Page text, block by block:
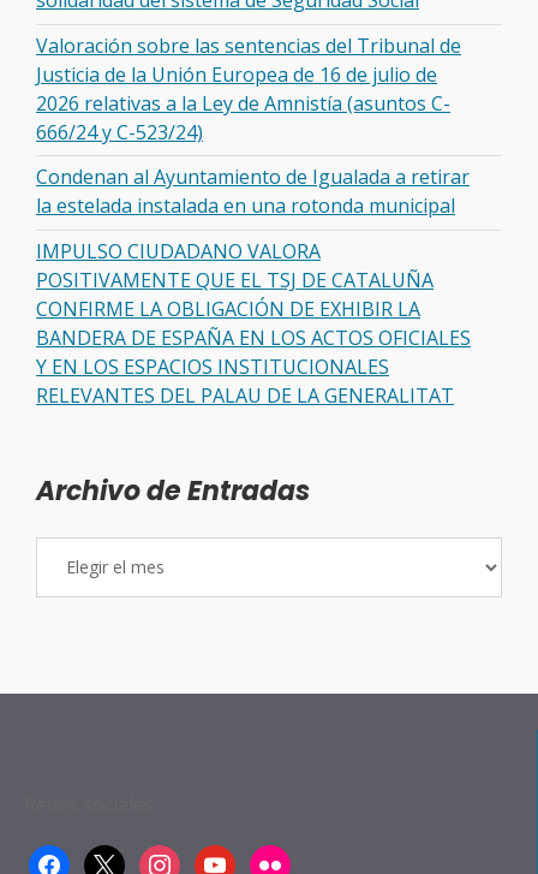
Valoración sobre las sentencias del Tribunal de
Justicia de la Unión Europea de 16 de julio de
2026 relativas a la Ley de Amnistía (asuntos C-
666/24 y C-523/24)
Condenan al Ayuntamiento de Igualada a retirar
la estelada instalada en una rotonda municipal
IMPULSO CIUDADANO VALORA
POSITIVAMENTE QUE EL TSJ DE CATALUÑA
CONFIRME LA OBLIGACIÓN DE EXHIBIR LA
BANDERA DE ESPAÑA EN LOS ACTOS OFICIALES
Y EN LOS ESPACIOS INSTITUCIONALES
RELEVANTES DEL PALAU DE LA GENERALITAT
Archivo de Entradas
facebook
x instagramyoutubeflickr